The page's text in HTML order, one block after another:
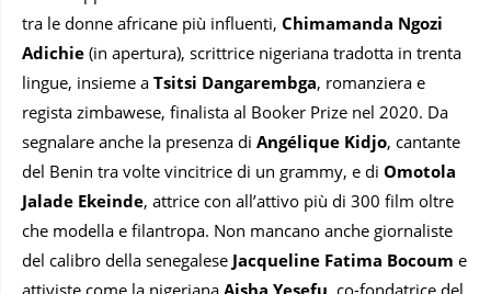
tra le donne africane più influenti, Chimamanda Ngozi
Adichie (in apertura), scrittrice nigeriana tradotta in trenta
lingue, insieme a Tsitsi Dangarembga, romanziera e
regista zimbawese, finalista al Booker Prize nel 2020. Da
segnalare anche la presenza di Angélique Kidjo, cantante
del Benin tra volte vincitrice di un grammy, e di Omotola
Jalade Ekeinde, attrice con all’attivo più di 300 film oltre
che modella e filantropa. Non mancano anche giornaliste
del calibro della senegalese Jacqueline Fatima Bocoum e